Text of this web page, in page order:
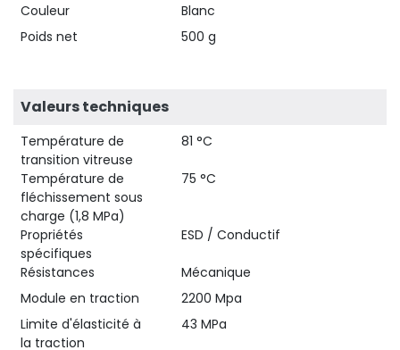
Couleur
Blanc
Poids net
500 g
Valeurs techniques
Température de
transition vitreuse
81 °C
Température de
fléchissement sous
charge (1,8 MPa)
75 °C
Propriétés
spécifiques
ESD / Conductif
Résistances
Mécanique
Module en traction
2200 Mpa
Limite d'élasticité à
la traction
43 MPa